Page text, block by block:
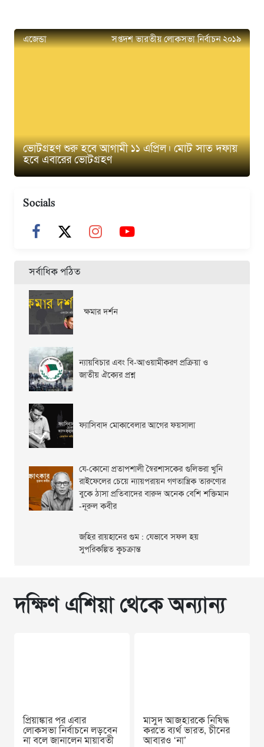
এজেন্ডা সপ্তদশ ভারতীয় লোকসভা নির্বাচন ২০১৯
ভোটগ্রহণ শুরু হবে আগামী ১১ এপ্রিল। মোট সাত দফায়
হবে এবারের ভোটগ্রহণ
Socials
সর্বাধিক পঠিত
ক্ষমার দর্শন
ন্যায়বিচার এবং বি-আওয়ামীকরণ প্রক্রিয়া ও
জাতীয় ঐক্যের প্রশ্ন
ফ্যাসিবাদ মোকাবেলার আগের ফয়সালা
যে-কোনো প্রতাপশালী স্বৈরশাসকের গুলিভরা খুনি
রাইফেলের চেয়ে ন্যায়পরায়ন গণতান্ত্রিক তারুণ্যের
বুকে ঠাসা প্রতিবাদের বারুদ অনেক বেশি শক্তিমান
-নূরুল কবীর
জহির রায়হানের গুম : যেভাবে সফল হয়
সুপরিকল্পিত কুচক্রান্ত
দক্ষিণ এশিয়া থেকে অন্যান্য
প্রিয়াঙ্কার পর এবার
লোকসভা নির্বাচনে লড়বেন
না বলে জানালেন মায়াবতী
মাসুদ আজহারকে নিষিদ্ধ
করতে ব্যর্থ ভারত, চীনের
আবারও ‘না’